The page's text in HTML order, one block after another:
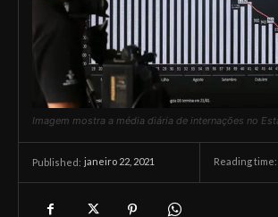
Imagem mostra a média diária de internações no
Published: janeiro 22, 2021 Reading time: